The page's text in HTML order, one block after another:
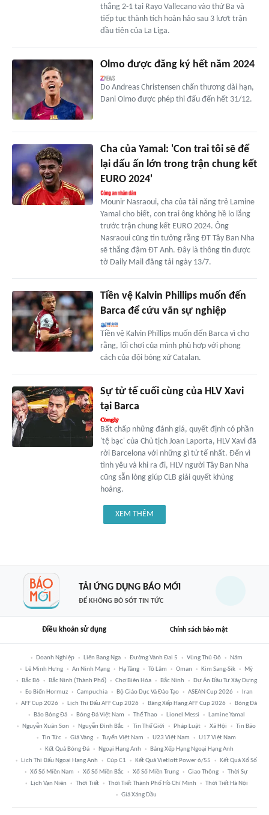
thắng 2-1 tại Rayo Vallecano vào thứ Ba và
tiếp tục thành tích hoàn hảo sau 3 lượt trận
đầu tiên của La Liga.
Olmo được đăng ký hết năm 2024
Do Andreas Christensen chấn thương dài hạn,
Dani Olmo được phép thi đấu đến hết 31/12.
Cha của Yamal: 'Con trai tôi sẽ để
lại dấu ấn lớn trong trận chung kết
EURO 2024'
Mounir Nasraoui, cha của tài năng trẻ Lamine
Yamal cho biết, con trai ông không hề lo lắng
trước trận chung kết EURO 2024. Ông
Nasraoui cũng tin tưởng rằng ĐT Tây Ban Nha
sẽ thắng đậm ĐT Anh. Đây là thông tin được
tờ Daily Mail đăng tải ngày 13/7.
Tiền vệ Kalvin Phillips muốn đến
Barca để cứu vãn sự nghiệp
Tiền vệ Kalvin Phillips muốn đến Barca vì cho
rằng, lối chơi của mình phù hợp với phong
cách của đội bóng xứ Catalan.
Sự tử tế cuối cùng của HLV Xavi
tại Barca
Bất chấp những đánh giá, quyết định có phần
'tệ bạc' của Chủ tịch Joan Laporta, HLV Xavi đã
rời Barcelona với những gì tử tế nhất. Đến vì
tình yêu và khi ra đi, HLV người Tây Ban Nha
cũng sẵn lòng giúp CLB giải quyết khủng
hoảng.
XEM THÊM
TẢI ỨNG DỤNG BÁO MỚI
ĐỂ KHÔNG BỎ SÓT TIN TỨC
Điều khoản sử dụng Chính sách bảo mật
Doanh Nghiệp Liên Bang Nga Đường Vành Đai 5 Vùng Thủ Đô
Năm
Lê Minh Hưng
An Ninh Mạng Hạ Tầng Tô Lâm Oman Kim Sang-Sik
Mỹ
Bắc Bộ
Bắc Ninh (thành Phố) Chợ Biên Hòa Bắc Ninh
Dự Án Đầu Tư Xây Dựng
Eo Biển Hormuz
Campuchia Bộ Giáo Dục Và Đào Tạo ASEAN Cup 2026
Iran
AFF Cup 2026
Lịch Thi Đấu AFF Cup 2026 Bảng Xếp Hạng AFF Cup 2026
Bóng Đá
Báo Bóng Đá
Bóng Đá Việt Nam Thể Thao Lionel Messi
Lamine Yamal
Nguyễn Xuân Son
Nguyễn Đình Bắc Tin Thế Giới Pháp Luật Xã Hội
Tin Bão
Tin Tức
Giá Vàng Tuyển Việt Nam U23 Việt Nam
U17 Việt Nam
Kết Quả Bóng Đá
Ngoại Hạng Anh
Bảng Xếp Hạng Ngoại Hạng Anh
Lịch Thi Đấu Ngoại Hạng Anh
Cúp C1 Kết Quả Vietlott Power 6/55
Kết Quả Xổ Số
Xổ Số Miền Nam
Xổ Số Miền Bắc Xổ Số Miền Trung Giao Thông
Thời Sự
Lịch Vạn Niên
Thời Tiết Thời Tiết Thành Phố Hồ Chí Minh
Thời Tiết Hà Nội
Giá Xăng Dầu